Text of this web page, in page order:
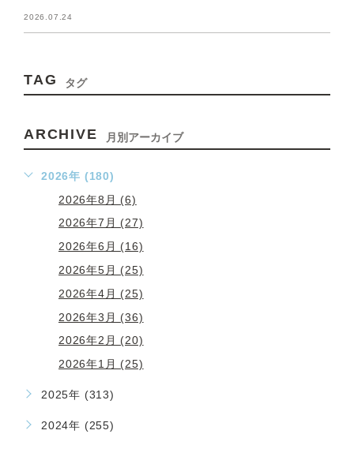
2026.07.24
TAG タグ
ARCHIVE 月別アーカイブ
2026年 (180)
2026年8月 (6)
2026年7月 (27)
2026年6月 (16)
2026年5月 (25)
2026年4月 (25)
2026年3月 (36)
2026年2月 (20)
2026年1月 (25)
2025年 (313)
2024年 (255)